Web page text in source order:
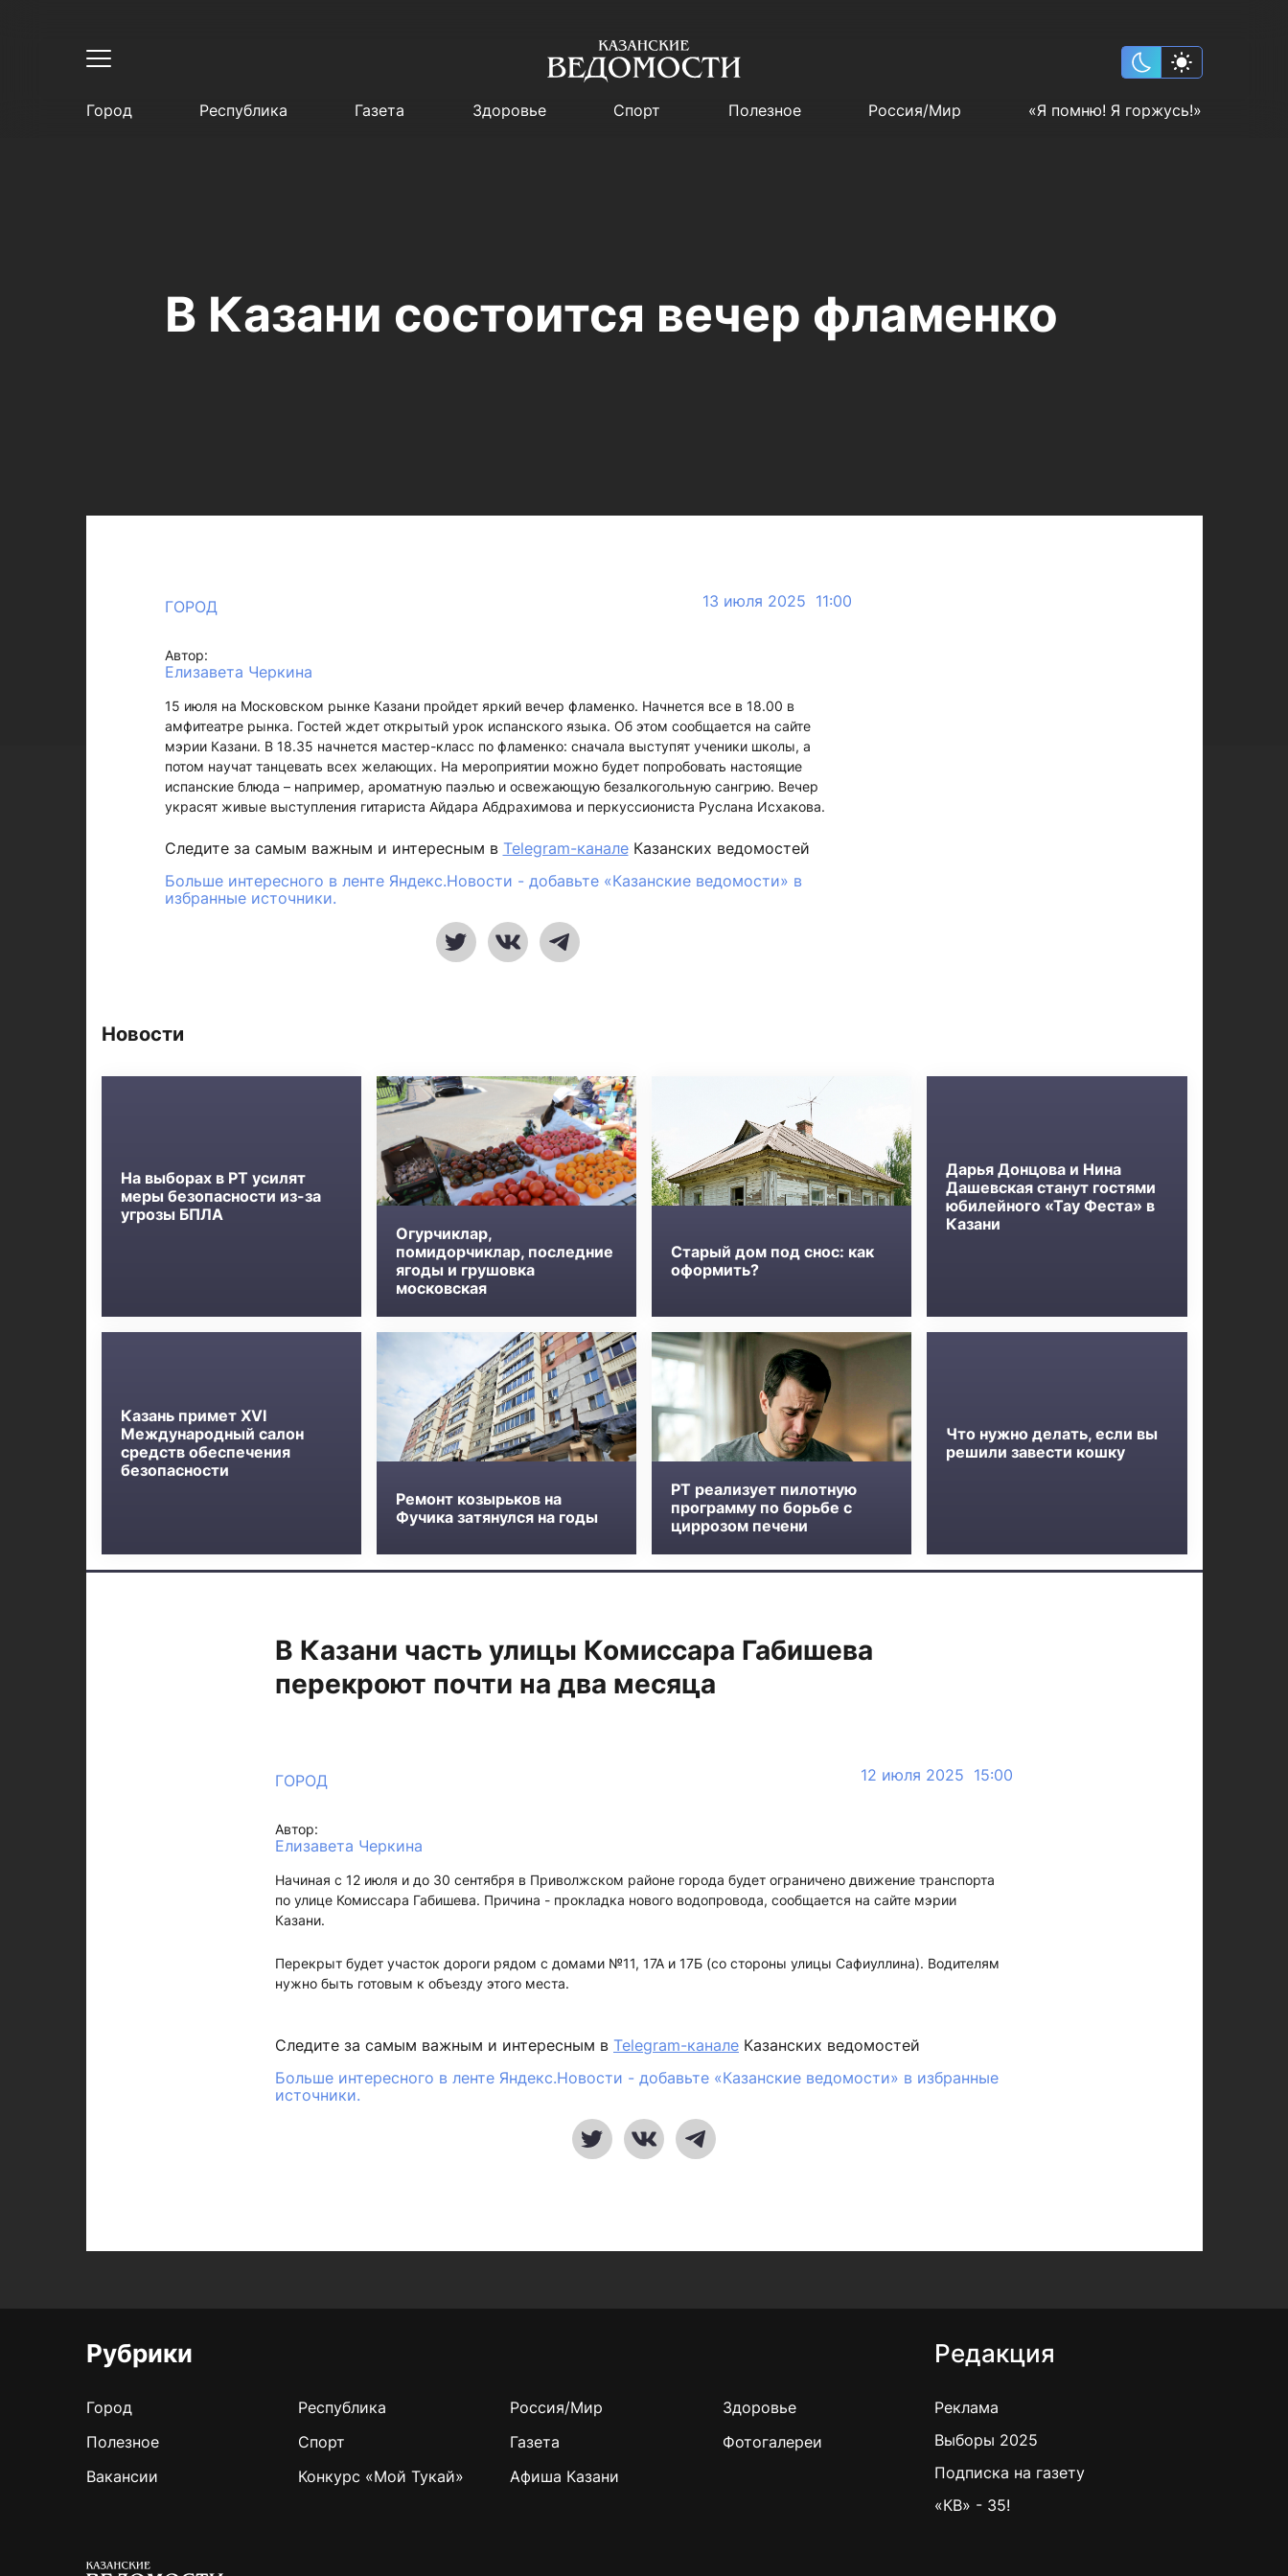
Город Республика Газета Здоровье Спорт Полезное Россия/Мир «Я помню! Я горжусь!»
В Казани состоится вечер фламенко
ГОРОД 13 июля 2025 11:00
Автор:
Елизавета Черкина
15 июля на Московском рынке Казани пройдет яркий вечер фламенко. Начнется все в 18.00 в
амфитеатре рынка. Гостей ждет открытый урок испанского языка. Об этом сообщается на сайте
мэрии Казани. В 18.35 начнется мастер-класс по фламенко: сначала выступят ученики школы, а
потом научат танцевать всех желающих. На мероприятии можно будет попробовать настоящие
испанские блюда – например, ароматную паэлью и освежающую безалкогольную сангрию. Вечер
украсят живые выступления гитариста Айдара Абдрахимова и перкуссиониста Руслана Исхакова.
Следите за самым важным и интересным в Telegram-каналеКазанских ведомостей
Больше интересного в ленте Яндекс.Новости - добавьте «Казанские ведомости» в
избранные источники.
Новости
На выборах в РТ усилят
меры безопасности из-за
угрозы БПЛА
Огурчиклар,
помидорчиклар, последние
ягоды и грушовка
московская
Старый дом под снос: как
оформить?
Дарья Донцова и Нина
Дашевская станут гостями
юбилейного «Тау Феста» в
Казани
Казань примет XVI
Международный салон
средств обеспечения
безопасности
Ремонт козырьков на
Фучика затянулся на годы
РТ реализует пилотную
программу по борьбе с
циррозом печени
Что нужно делать, если вы
решили завести кошку
В Казани часть улицы Комиссара Габишева
перекроют почти на два месяца
ГОРОД 12 июля 2025 15:00
Автор:
Елизавета Черкина
Начиная с 12 июля и до 30 сентября в Приволжском районе города будет ограничено движение транспорта
по улице Комиссара Габишева. Причина - прокладка нового водопровода, сообщается на сайте мэрии
Казани.
Перекрыт будет участок дороги рядом с домами №11, 17А и 17Б (со стороны улицы Сафиуллина). Водителям
нужно быть готовым к объезду этого места.
Следите за самым важным и интересным в Telegram-канале Казанских ведомостей
Больше интересного в ленте Яндекс.Новости - добавьте «Казанские ведомости» в избранные
источники.
Рубрики
Город Республика Россия/Мир
Здоровье
Полезное
Спорт Газета
Фотогалереи
Вакансии
Конкурс «Мой Тукай» Афиша Казани
Редакция
Реклама
Выборы 2025
Подписка на газету
«КВ» - 35!